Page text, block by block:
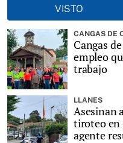
VISTO
CANGAS DE
Cangas
empleo
trabajo
LLANES
Asesinan
tiroteo en
agente